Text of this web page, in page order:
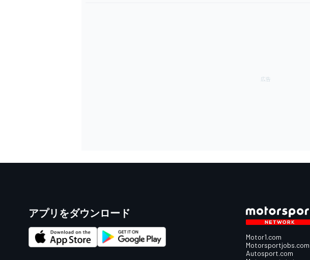
アプリをダウンロード
Motor1.com
Motorsportjobs.com
Autosport.com